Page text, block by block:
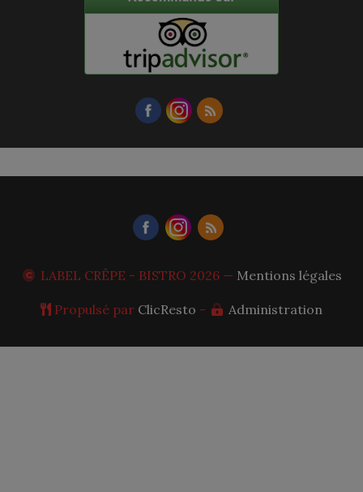
LABEL CRÊPE - BISTRO 2026 — Mentions légales
Propulsé par ClicResto - Administration